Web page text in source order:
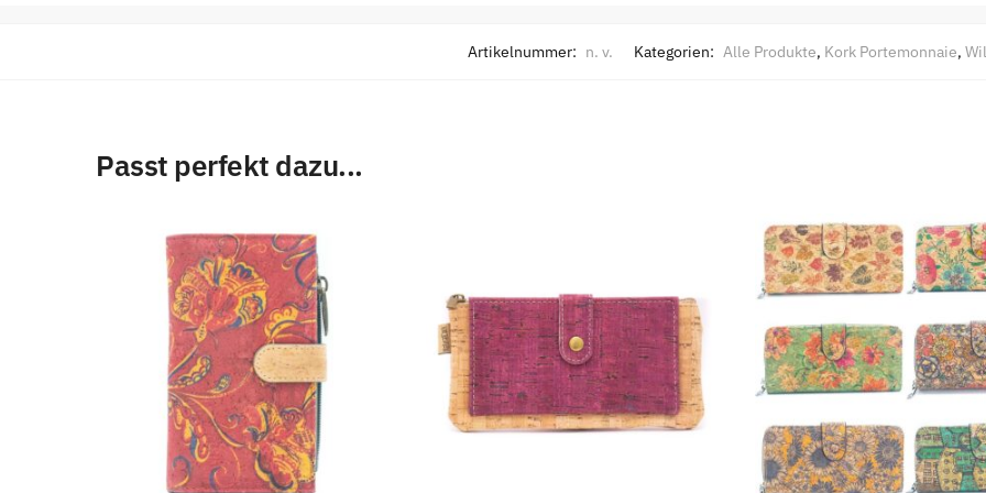
Artikelnummer: n. v. Kategorien: Alle Produkte, Kork Portemonnaie,
Passt perfekt dazu...